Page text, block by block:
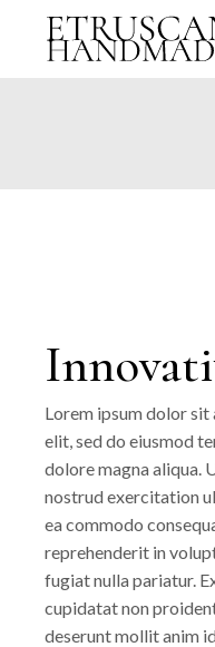
content
Lorem ipsum dolor
elit, sed do eiusmod
dolore magna aliqua.
nostrud exercitation
ea commodo
reprehenderit in
fugiat nulla pariatur.
cupidatat non
deserunt mollit anim